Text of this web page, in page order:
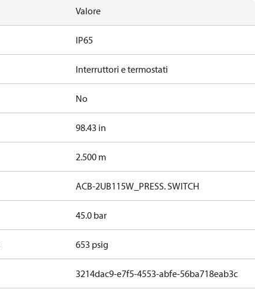
Valore
IP65
Interruttori e termostati
No
98.43 in
2.500 m
ACB-2UB115W_PRESS. SWITCH
45.0 bar
653 psig
3214dac9-e7f5-4553-abfe-56ba718eab3c